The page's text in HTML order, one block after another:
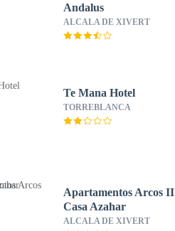
Andalus
ALCALA DE XIVERT
Te Mana Hotel
TORREBLANCA
Apartamentos Arcos II
Casa Azahar
ALCALA DE XIVERT